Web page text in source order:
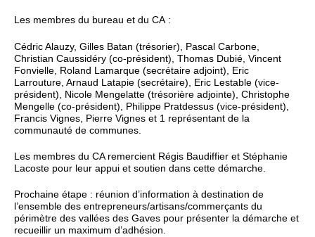
Les membres du bureau et du CA :
Cédric Alauzy, Gilles Batan (trésorier), Pascal Carbone,
Christian Caussidéry (co-président), Thomas Dubié, Vincent
Fonvielle, Roland Lamarque (secrétaire adjoint), Eric
Larrouture, Arnaud Latapie (secrétaire), Eric Lestable (vice-
président), Nicole Mengelatte (trésorière adjointe), Christophe
Mengelle (co-président), Philippe Pratdessus (vice-président),
Francis Vignes, Pierre Vignes et 1 représentant de la
communauté de communes.
Les membres du CA remercient Régis Baudiffier et Stéphanie
Lacoste pour leur appui et soutien dans cette démarche.
Prochaine étape : réunion d’information à destination de
l’ensemble des entrepreneurs/artisans/commerçants du
périmètre des vallées des Gaves pour présenter la démarche et
recueillir un maximum d’adhésion.